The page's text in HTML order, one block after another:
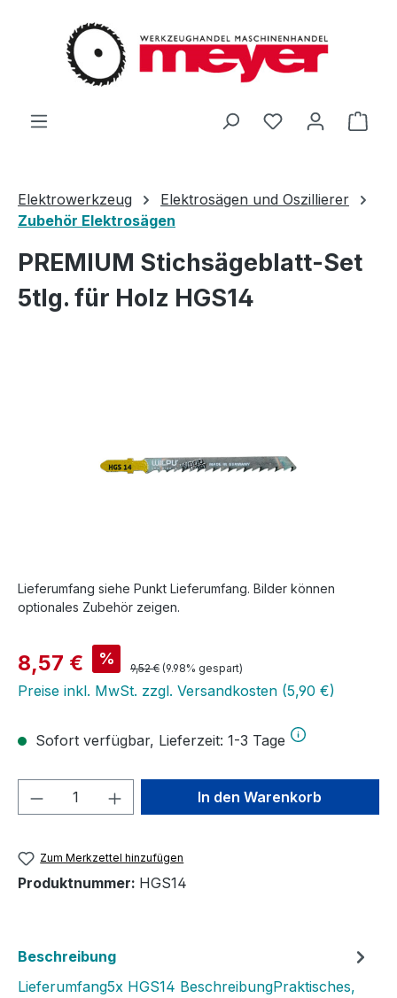
Zum Hauptinhalt springen
Du hast 0
Elektrowerkzeug
Elektrosägen und Oszillierer
Zubehör Elektrosägen
PREMIUM Stichsägeblatt-Set
5tlg. für Holz HGS14
Lieferumfang siehe Punkt Lieferumfang. Bilder können
optionales Zubehör zeigen.
Verkaufspreis:
8,57 € % Regulärer Preis:
9,52 € (9.98% gespart)
Preise inkl. MwSt. zzgl. Versandkosten (5,90 €)
Sofort verfügbar, Lieferzeit: 1-3 Tage
Produkt Anzahl: Gib denIn den Warenkorb
Zum Merkzettel hinzufügen
Produktnummer: HGS14
Beschreibung
Lieferumfang5x HGS14 BeschreibungPraktisches,